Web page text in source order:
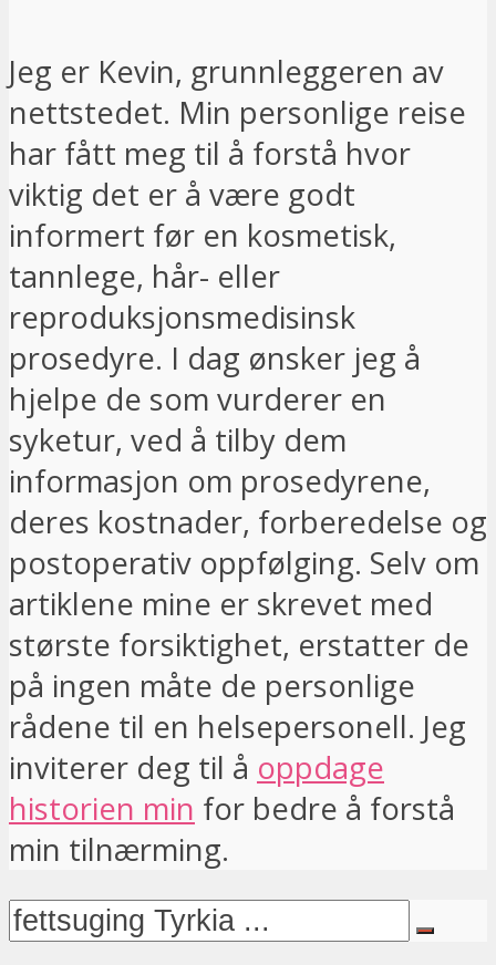
Jeg er Kevin, grunnleggeren av
nettstedet. Min personlige reise
har fått meg til å forstå hvor
viktig det er å være godt
informert før en kosmetisk,
tannlege, hår- eller
reproduksjonsmedisinsk
prosedyre. I dag ønsker jeg å
hjelpe de som vurderer en
syketur, ved å tilby dem
informasjon om prosedyrene,
deres kostnader, forberedelse og
postoperativ oppfølging. Selv om
artiklene mine er skrevet med
største forsiktighet, erstatter de
på ingen måte de personlige
rådene til en helsepersonell. Jeg
inviterer deg til å oppdage
historien min for bedre å forstå
min tilnærming.